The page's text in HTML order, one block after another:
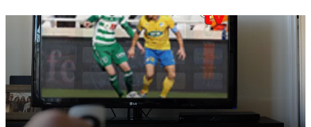
αθλητικών καναλιών της Nova Cyprus θα έχουν την
ευκαιρία το Σάββατο 10 Μάιου στις 23:00 να
παρακολουθήσουν ζωντανά και αποκλειστικά από το
Novasports 2 και σε περιγραφή του Τάσου
Μπαϊρακτάρη τον αγώνα Εστουντιάντες – Σαν
Λορέντζο για την 18η αγωνιστική του